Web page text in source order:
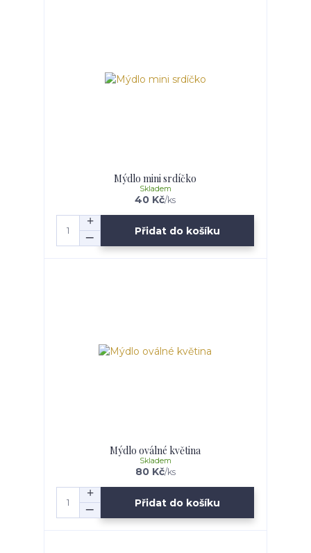
Mýdlo mini srdíčko
40 Kč/ks
Skladem
Přidat do košíku
Mýdlo oválné květina
80 Kč/ks
Skladem
Přidat do košíku